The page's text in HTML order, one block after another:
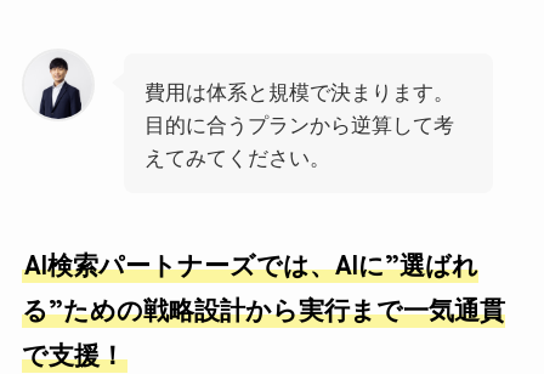
費用は体系と規模で決まります。
目的に合うプランから逆算して考
えてみてください。
AI検索パートナーズでは、AIに”選ばれ
る”ための戦略設計から実行まで一気通貫
で支援！